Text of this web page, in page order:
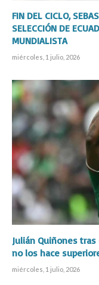
FIN DEL CICLO,
SELECCIÓN DE
MUNDIALISTA
miércoles, 1 julio, 2026
Julián Quiñones
no los hace
miércoles, 1 julio, 2026